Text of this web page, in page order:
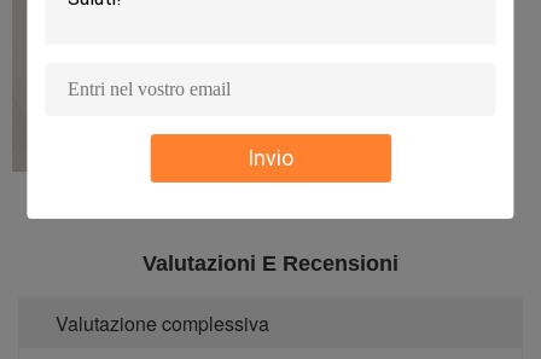
Invio
Valutazioni E Recensioni
Valutazione complessiva